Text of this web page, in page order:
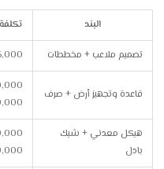
البند
تصميم ملاعب + مخططات – 40,000
قاعدة وتجهيز أرض + صرف
هيكل معدني + شبك
بادل